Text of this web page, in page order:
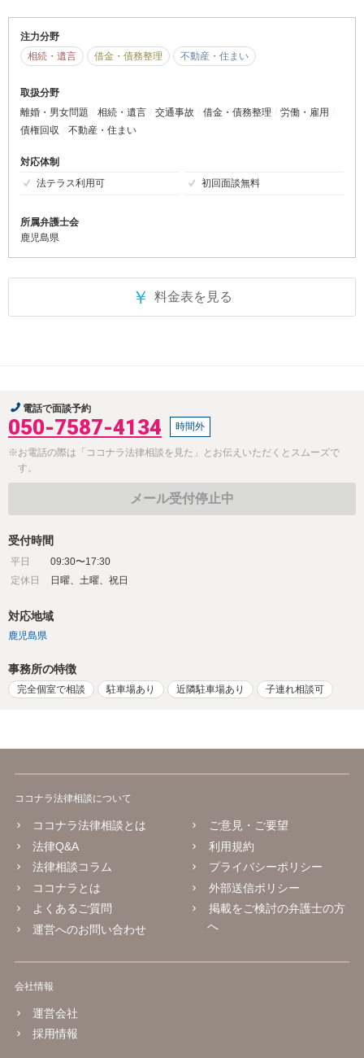
注力分野
相続・遺言
借金・債務整理 不動産・住まい
取扱分野
離婚・男女問題
相続・遺言 交通事故 借金・債務整理
労働・雇用
債権回収
不動産・住まい
対応体制
法テラス利用可
初回面談無料
所属弁護士会
鹿児島県
￥ 料金表を見る
電話で面談予約
050-7587-4134 時間外
※お電話の際は「ココナラ法律相談を見た」とお伝えいただくとスムーズで
す。
メール受付停止中
受付時間
平日
09:30〜17:30
定休日
日曜、土曜、祝日
対応地域
鹿児島県
事務所の特徴
完全個室で相談 駐車場あり 近隣駐車場あり 子連れ相談可
ココナラ法律相談について
ココナラ法律相談とは
法律Q&A
法律相談コラム
ココナラとは
よくあるご質問
運営へのお問い合わせ
ご意見・ご要望
利用規約
プライバシーポリシー
外部送信ポリシー
掲載をご検討の弁護士の方
へ
会社情報
運営会社
採用情報